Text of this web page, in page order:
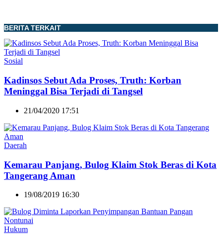
BERITA TERKAIT
Sosial
Kadinsos Sebut Ada Proses, Truth: Korban
Meninggal Bisa Terjadi di Tangsel
21/04/2020 17:51
Daerah
Kemarau Panjang, Bulog Klaim Stok Beras di Kota
Tangerang Aman
19/08/2019 16:30
Hukum